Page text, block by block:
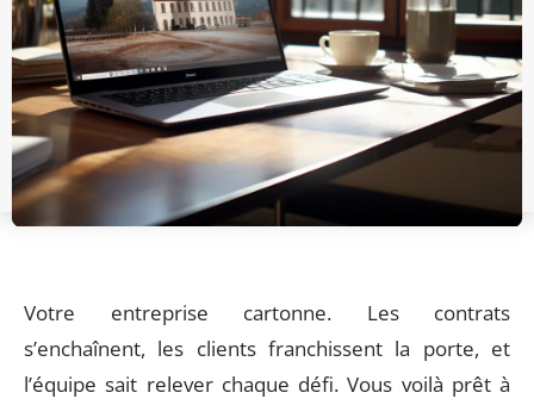
Votre entreprise cartonne. Les contrats
s’enchaînent, les clients franchissent la porte, et
l’équipe sait relever chaque défi. Vous voilà prêt à